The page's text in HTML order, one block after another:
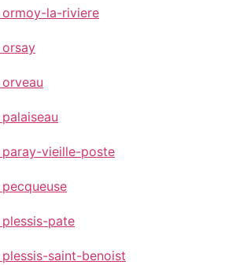
ormoy-la-riviere
vieille-poste
pate
saint-benoist